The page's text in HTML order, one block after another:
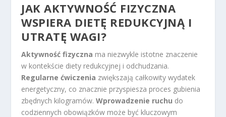
JAK AKTYWNOŚĆ FIZYCZNA
WSPIERA DIETĘ REDUKCYJNĄ I
UTRATĘ WAGI?
Aktywność fizyczna ma niezwykle istotne znaczenie
w kontekście diety redukcyjnej i odchudzania.
Regularne ćwiczenia zwiększają całkowity wydatek
energetyczny, co znacznie przyspiesza proces gubienia
zbędnych kilogramów.Wprowadzenie ruchu do
codziennych obowiązków może być kluczowym